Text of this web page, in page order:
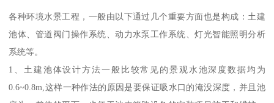
各种环境水景工程，一般由以下通过几个重要方面也是构成：土建
池体、管道阀门操作系统、动力水泵工作系统、灯光智能照明分析
系统等。
1、土建池体设计方法一般比较常见的景观水池深度数据均为
0.6~0.8m,这样一种作法的原因是要保证吸水口的淹没深度，并且池